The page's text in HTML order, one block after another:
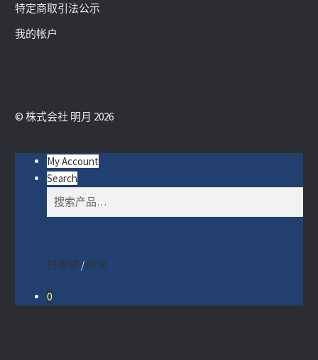
特定商取引法公示
我的帐户
© 株式会社 明月 2026
My Account
Search
搜
索：
搜
索
日本語 / 中文
0